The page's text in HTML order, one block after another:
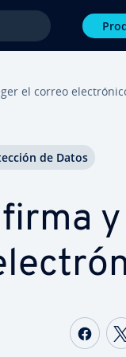
el correo
de Datos